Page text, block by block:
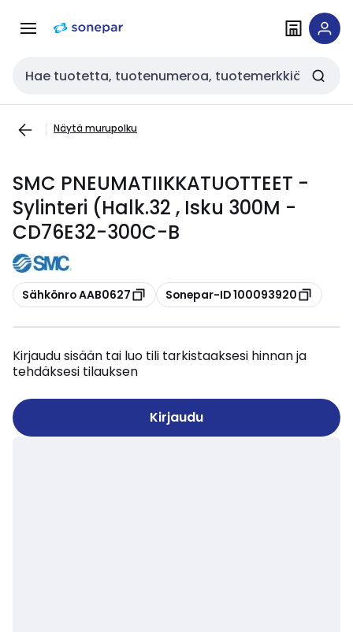
navigointiinsisältöön
Haku
Näytä murupolku
SMC PNEUMATIIKKATUOTTEET -
Sylinteri (Halk.32 , Isku 300M -
CD76E32-300C-B
Kopioi
Sähkönro AAB0627 Kopioi
Sonepar-ID 100093920
Kirjaudu sisään tai luo tili tarkistaaksesi hinnan ja
tehdäksesi tilauksen
Kirjaudu